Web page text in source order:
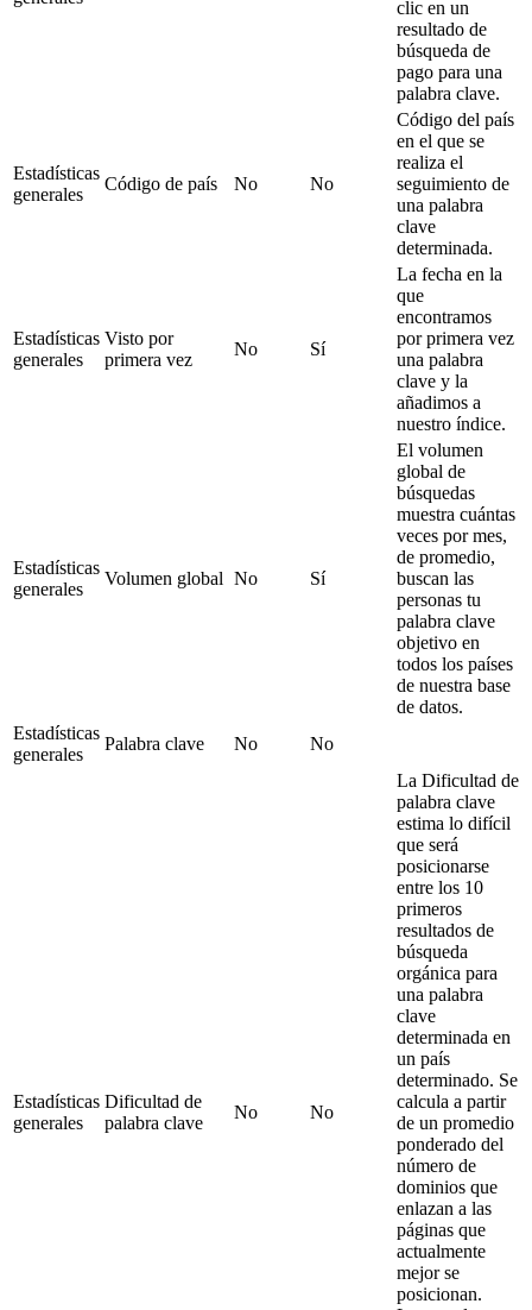
clic en un
resultado de
búsqueda de
pago para una
palabra clave.
Estadísticas
generales
Código de país No No
Código del país
en el que se
realiza el
seguimiento de
una palabra
clave
determinada.
Estadísticas
generales
Visto por
primera vez
No Sí
La fecha en la
que
encontramos
por primera vez
una palabra
clave y la
añadimos a
nuestro índice.
Estadísticas
generales
Volumen global No Sí
El volumen
global de
búsquedas
muestra cuántas
veces por mes,
de promedio,
buscan las
personas tu
palabra clave
objetivo en
todos los países
de nuestra base
de datos.
Estadísticas
generales
Palabra clave No No
Estadísticas
generales
Dificultad de
palabra clave
No No
La Dificultad de
palabra clave
estima lo difícil
que será
posicionarse
entre los 10
primeros
resultados de
búsqueda
orgánica para
una palabra
clave
determinada en
un país
determinado. Se
calcula a partir
de un promedio
ponderado del
número de
dominios que
enlazan a las
páginas que
actualmente
mejor se
posicionan.